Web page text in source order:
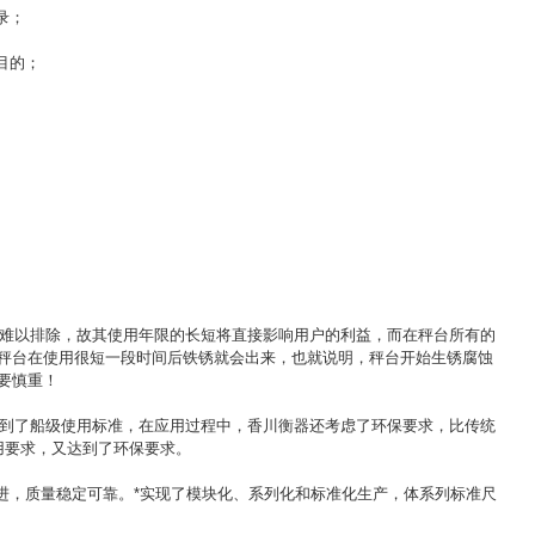
；
；
排除，故其使用年限的长短将直接影响用户的利益，而在秤台所有的
在使用很短一段时间后铁锈就会出来，也就说明，秤台开始生锈腐蚀
慎重！
船级使用标准，在应用过程中，香川衡器还考虑了环保要求，比传统
求，又达到了环保要求。
量稳定可靠。*实现了模块化、系列化和标准化生产，体系列标准尺